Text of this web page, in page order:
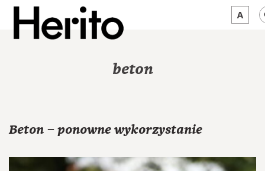
JĘZYK: PL
beton
Beton – ponowne wykorzystanie